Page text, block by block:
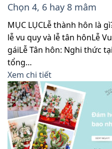
Chọn 4, 6 hay 8 mâm
MỤC LỤCLễ thành hôn là
lễ vu quy và lễ tân hônLễ
gáiLễ Tân hôn: Nghi thức
tổng…
Xem chi tiết